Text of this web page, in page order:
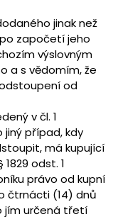
jinak než
započetí jeho
výslovným
a s vědomím, že
od
v čl. 1
případ, kdy
má kupující
odst. 1
právo od kupní
čtrnácti (14) dnů
jím určená třetí